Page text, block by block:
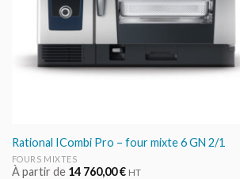
Rational ICombi Pro – four mixte 6 GN 2/1
FOURS MIXTES
À partir de 14 760,00€ HT